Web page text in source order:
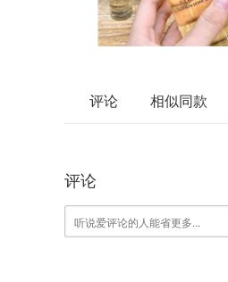
评论 相似同款
评论